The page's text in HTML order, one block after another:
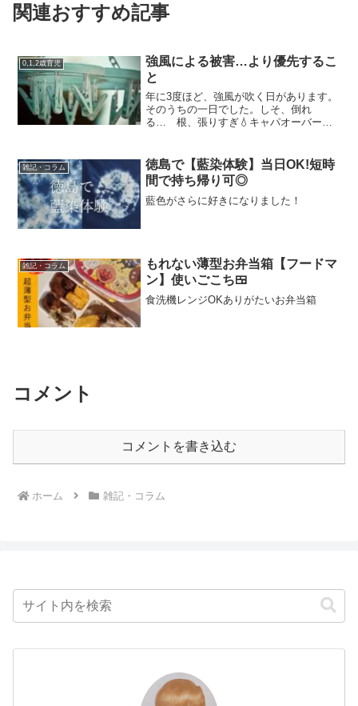
関連おすすめ記事
0,1,2歳育児
強風による被害…より優先するこ
と
年に3度ほど、強風が吹く日があります。
そのうちの一日でした。しそ、倒れ
る… 根、張りすぎ💧キャパオーバー干
(¯―¯٥)強風だけど、梅雨入り後、久しぶ
りの晴間。洗濯物を...
雑記・コラム
徳島で【藍染体験】当日OK!短時
間で持ち帰り可◎
藍色がさらに好きになりました！
雑記・コラム
もれない薄型お弁当箱【フードマ
ン】使いごこち🍱
食洗機レンジOKありがたいお弁当箱
コメント
コメントを書き込む
ホーム 雑記・コラム